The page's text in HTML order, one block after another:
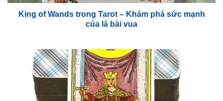
King of Wands trong Tarot – Khám phá sức mạnh
của lá bài vua